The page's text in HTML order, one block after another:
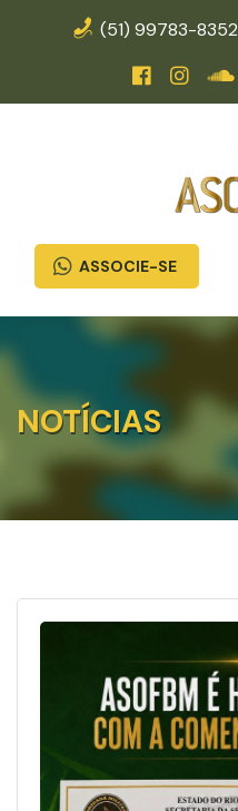
(51) 99783-8352
ASSOCIE-SE
NOTÍCIAS